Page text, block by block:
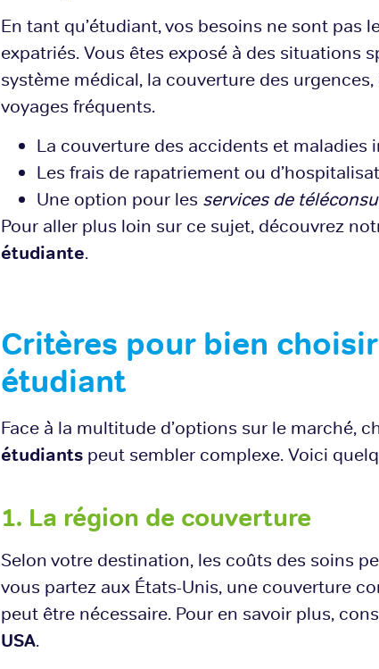
En tant qu’étudiant, vos besoins ne sont pas
expatriés. Vous êtes exposé à des situations
système médical, la couverture des
voyages fréquents.
La couverture des accidents et maladies
Les frais de rapatriement ou
Une option pour les services de
Pour aller plus loin sur ce sujet, découvrez
étudiante.
Critères pour bien
étudiant
Face à la multitude d’options sur le marché,
étudiants peut sembler complexe. Voici
1. La région de couverture
Selon votre destination, les coûts des soins
vous partez aux États-Unis, une couverture
peut être nécessaire. Pour en savoir plus,
USA.